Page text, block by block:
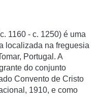
1160 - c. 1250) é uma
localizada na freguesia
Portugal. A
do conjunto
Convento de Cristo
1910, e como